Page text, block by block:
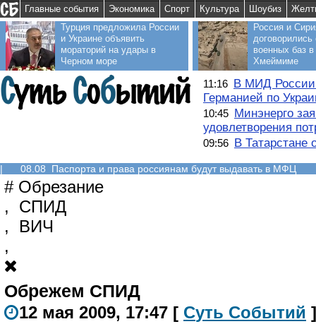
Главные события Экономика Спорт Культура Шоубиз
Турция предложила России
и Украине объявить
мораторий на удары в
Черном море
Россия и
договорились
военных баз
Хмеймиме
11:16 В МИД России
Германией по
10:45 Минэнерго
удовлетворения
09:56 В Татарстане
| 08.08 Паспорта и права россиянам будут выдавать в МФЦ
# Обрезание
, СПИД
, ВИЧ
,
Обрежем СПИД
12 мая 2009, 17:47 [ Суть Событий ]